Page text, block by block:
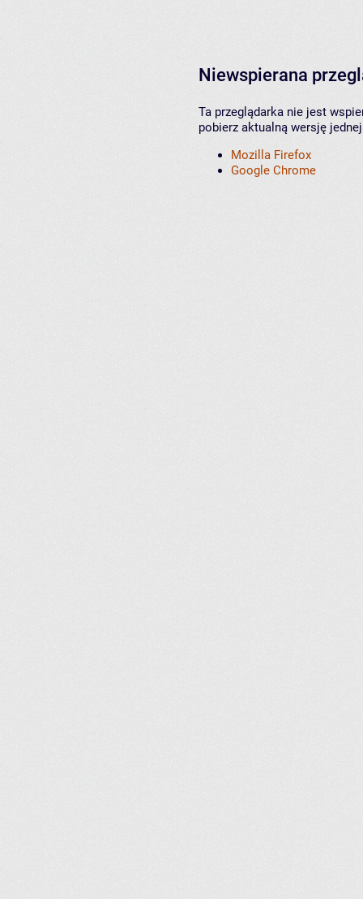
Niewspierana
Ta przeglądarka nie jest
pobierz aktualną wersję
Mozilla Firefox
Google Chrome